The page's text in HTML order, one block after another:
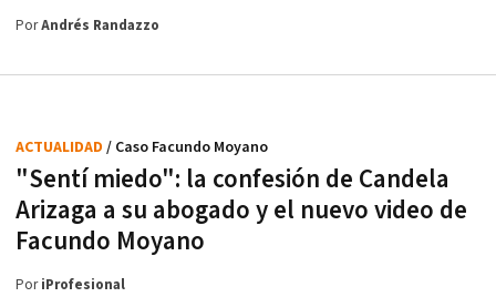
PorAndrés Randazzo
"Sentí miedo": la confesión de Candela
Arizaga a su abogado y el nuevo video de
Facundo Moyano
ACTUALIDAD / Caso Facundo Moyano
PoriProfesional